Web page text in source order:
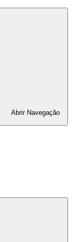
AbrirNavegação